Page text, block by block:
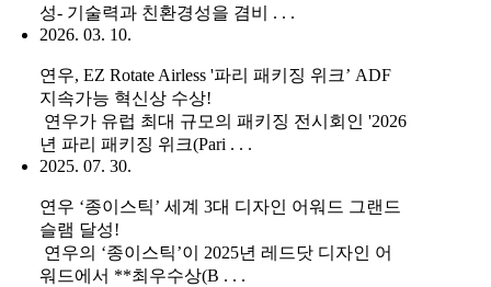
성- 기술력과 친환경성을 겸비 . . .
2026. 03. 10.
연우, EZ Rotate Airless '파리 패키징 위크’ ADF
지속가능 혁신상 수상!
연우가 유럽 최대 규모의 패키징 전시회인 '2026
년 파리 패키징 위크(Pari . . .
2025. 07. 30.
연우 ‘종이스틱’ 세계 3대 디자인 어워드 그랜드
슬램 달성!
연우의 ‘종이스틱’이 2025년 레드닷 디자인 어
워드에서 **최우수상(B . . .